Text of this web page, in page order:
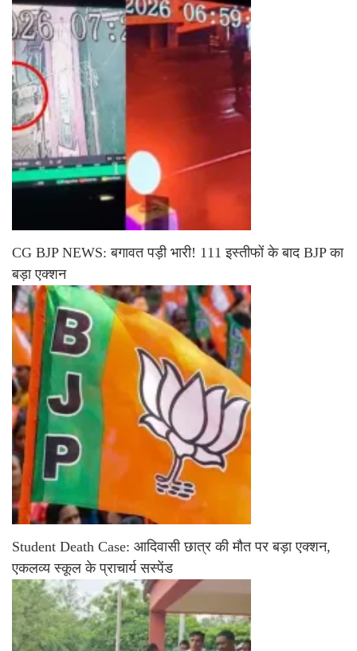
CG BJP NEWS: बगावत पड़ी भारी! 111 इस्तीफों के बाद BJP का
बड़ा एक्शन
Student Death Case: आदिवासी छात्र की मौत पर बड़ा एक्शन,
एकलव्य स्कूल के प्राचार्य सस्पेंड